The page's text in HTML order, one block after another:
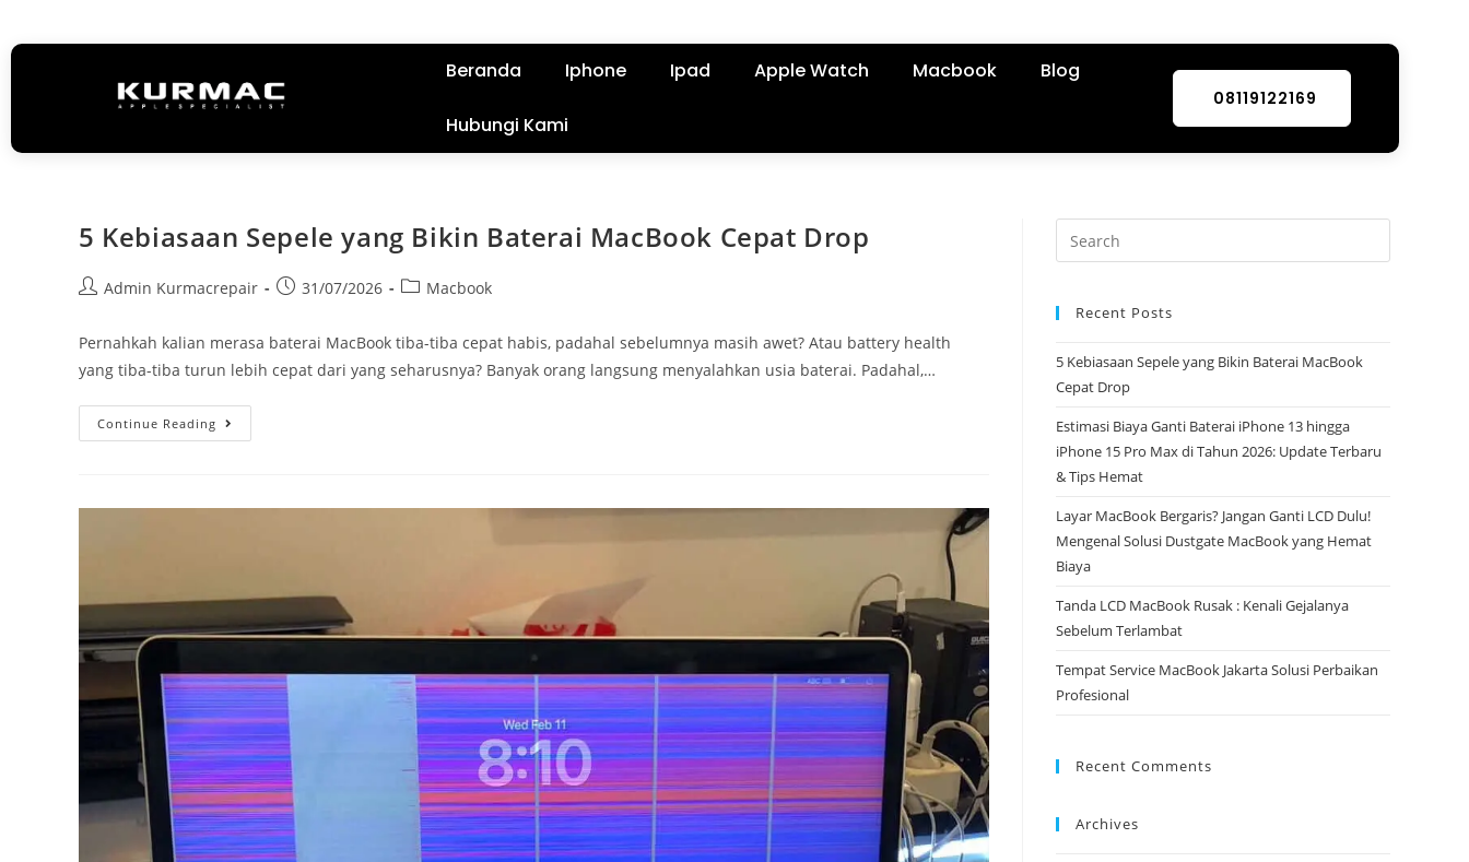
Beranda Iphone Ipad Apple Watch Macbook Blog
Hubungi Kami
08119122169
5 Kebiasaan Sepele yang Bikin Baterai MacBook Cepat Drop
Admin Kurmacrepair 31/07/2026 Macbook
Pernahkah kalian merasa baterai MacBook tiba-tiba cepat habis, padahal sebelumnya masih awet? Atau battery health
yang tiba-tiba turun lebih cepat dari yang seharusnya? Banyak orang langsung menyalahkan usia baterai. Padahal,…
Continue Reading
Recent Posts
5 Kebiasaan Sepele yang Bikin Baterai MacBook
Cepat Drop
Estimasi Biaya Ganti Baterai iPhone 13 hingga
iPhone 15 Pro Max di Tahun 2026: Update Terbaru
& Tips Hemat
Layar MacBook Bergaris? Jangan Ganti LCD Dulu!
Mengenal Solusi Dustgate MacBook yang Hemat
Biaya
Tanda LCD MacBook Rusak : Kenali Gejalanya
Sebelum Terlambat
Tempat Service MacBook Jakarta Solusi Perbaikan
Profesional
Recent Comments
Archives